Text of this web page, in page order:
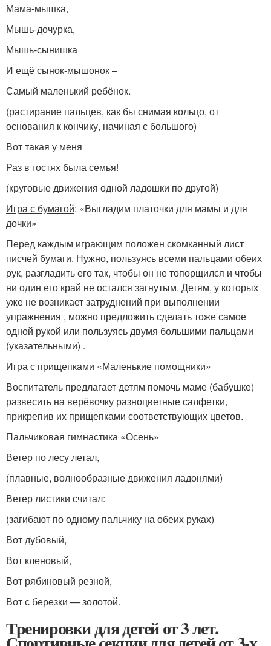
Мама-мышка,
Мышь-дочурка,
Мышь-сынишка
И ещё сынок-мышонок –
Самый маленький ребёнок.
(растирание пальцев, как бы снимая кольцо, от
основания к кончику, начиная с большого)
Вот такая у меня
Раз в гостях была семья!
(круговые движения одной ладошки по другой)
Игра с бумагой: «Выгладим платочки для мамы и для
дочки»
Перед каждым играющим положен скомканный лист
писчей бумаги. Нужно, пользуясь всеми пальцами обеих
рук, разгладить его так, чтобы он не топорщился и чтобы
ни один его край не остался загнутым. Детям, у которых
уже не возникает затруднений при выполнении
упражнения , можно предложить сделать тоже самое
одной рукой или пользуясь двумя большими пальцами
(указательными) .
Игра с прищепками «Маленькие помощники»
Воспитатель предлагает детям помочь маме (бабушке)
развесить на верёвочку разноцветные салфетки,
прикрепив их прищепками соответствующих цветов.
Пальчиковая гимнастика «Осень»
Ветер по лесу летал,
(плавные, волнообразные движения ладонями)
Ветер листики считал:
(загибают по одному пальчику на обеих руках)
Вот дубовый,
Вот кленовый,
Вот рябиновый резной,
Вот с березки — золотой.
Тренировки для детей от 3 лет.